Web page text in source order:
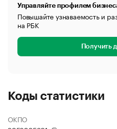
Управляйте профилем
Повышайте узнаваемость и
на РБК
Получить
Коды статистики
ОКПО